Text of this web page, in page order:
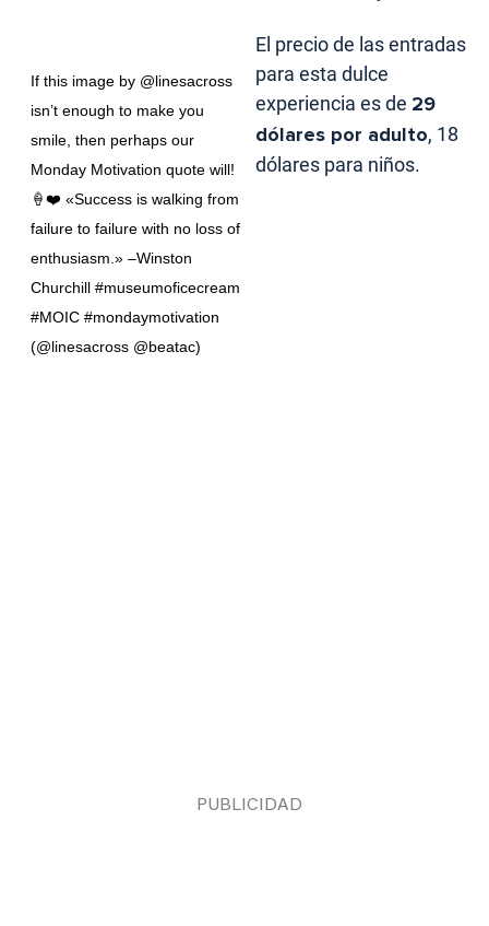
If this image by @linesacross
isn’t enough to make you
smile, then perhaps our
Monday Motivation quote will!
🍦❤️ «Success is walking from
failure to failure with no loss of
enthusiasm.» –Winston
Churchill #museumoficecream
#MOIC #mondaymotivation
(@linesacross @beatac)
El precio de las entradas
para esta dulce
experiencia es de 29
dólares por adulto, 18
dólares para niños.